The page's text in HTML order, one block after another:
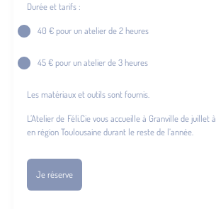
Durée et tarifs :
40 € pour un atelier de 2 heures
45 € pour un atelier de 3 heures
Les matériaux et outils sont fournis.
L’Atelier de Féli.Cie vous accueille à Granville de juillet
en région Toulousaine durant le reste de l’année.
Je réserve